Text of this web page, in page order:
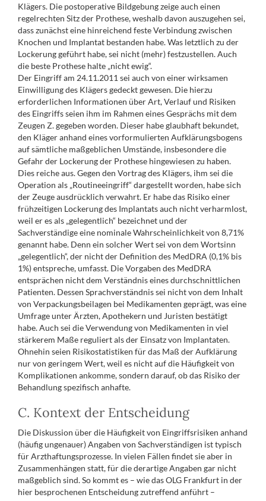
Klägers. Die postoperative Bildgebung zeige auch einen
regelrechten Sitz der Prothese, weshalb davon auszugehen sei,
dass zunächst eine hinreichend feste Verbindung zwischen
Knochen und Implantat bestanden habe. Was letztlich zu der
Lockerung geführt habe, sei nicht (mehr) festzustellen. Auch
die beste Prothese halte „nicht ewig“.
Der Eingriff am 24.11.2011 sei auch von einer wirksamen
Einwilligung des Klägers gedeckt gewesen. Die hierzu
erforderlichen Informationen über Art, Verlauf und Risiken
des Eingriffs seien ihm im Rahmen eines Gesprächs mit dem
Zeugen Z. gegeben worden. Dieser habe glaubhaft bekundet,
den Kläger anhand eines vorformulierten Aufklärungsbogens
auf sämtliche maßgeblichen Umstände, insbesondere die
Gefahr der Lockerung der Prothese hingewiesen zu haben.
Dies reiche aus. Gegen den Vortrag des Klägers, ihm sei die
Operation als „Routineeingriff“ dargestellt worden, habe sich
der Zeuge ausdrücklich verwahrt. Er habe das Risiko einer
frühzeitigen Lockerung des Implantats auch nicht verharmlost,
weil er es als „gelegentlich“ bezeichnet und der
Sachverständige eine nominale Wahrscheinlichkeit von 8,71%
genannt habe. Denn ein solcher Wert sei von dem Wortsinn
„gelegentlich“, der nicht der Definition des MedDRA (0,1% bis
1%) entspreche, umfasst. Die Vorgaben des MedDRA
entsprächen nicht dem Verständnis eines durchschnittlichen
Patienten. Dessen Sprachverständnis sei nicht von dem Inhalt
von Verpackungsbeilagen bei Medikamenten geprägt, was eine
Umfrage unter Ärzten, Apothekern und Juristen bestätigt
habe. Auch sei die Verwendung von Medikamenten in viel
stärkerem Maße reguliert als der Einsatz von Implantaten.
Ohnehin seien Risikostatistiken für das Maß der Aufklärung
nur von geringem Wert, weil es nicht auf die Häufigkeit von
Komplikationen ankomme, sondern darauf, ob das Risiko der
Behandlung spezifisch anhafte.
C. Kontext der Entscheidung
Die Diskussion über die Häufigkeit von Eingriffsrisiken anhand
(häufig ungenauer) Angaben von Sachverständigen ist typisch
für Arzthaftungsprozesse. In vielen Fällen findet sie aber in
Zusammenhängen statt, für die derartige Angaben gar nicht
maßgeblich sind. So kommt es – wie das OLG Frankfurt in der
hier besprochenen Entscheidung zutreffend anführt –